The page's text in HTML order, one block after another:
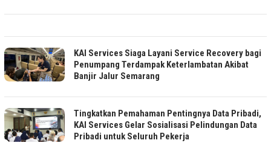
KAI Services Siaga Layani Service Recovery bagi
Penumpang Terdampak Keterlambatan Akibat
Banjir Jalur Semarang
Tingkatkan Pemahaman Pentingnya Data Pribadi,
KAI Services Gelar Sosialisasi Pelindungan Data
Pribadi untuk Seluruh Pekerja